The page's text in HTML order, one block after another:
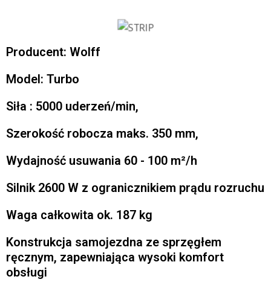
Producent: Wolff
Model: Turbo
Siła : 5000 uderzeń/min,
Szerokość robocza maks. 350 mm,
Wydajność usuwania 60 - 100 m²/h
Silnik 2600 W z ogranicznikiem prądu rozruchu
Waga całkowita ok. 187 kg
Konstrukcja samojezdna ze sprzęgłem
ręcznym, zapewniająca wysoki komfort
obsługi